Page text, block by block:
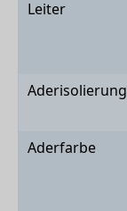
Leiter
Aderisolierung
Aderfarbe